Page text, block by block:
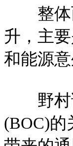
整体而
升，主
和能源
野村证
(BOC)